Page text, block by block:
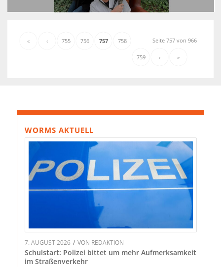
Seite 757 von 966
« ‹ 755 756 757 758
759 › »
WORMS AKTUELL
7. AUGUST 2026 / VON REDAKTION
Schulstart: Polizei bittet um mehr Aufmerksamkeit
im Straßenverkehr